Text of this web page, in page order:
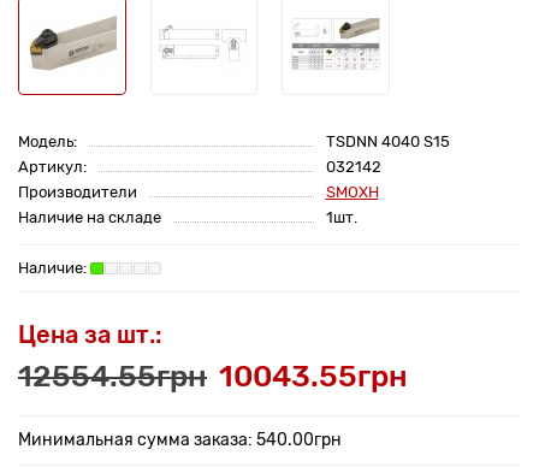
Модель:
TSDNN 4040 S15
Артикул:
032142
Производители
SMOXH
Наличие на складе
1шт.
Цена за шт.:
12554.55грн 10043.55грн
Минимальная сумма заказа: 540.00грн